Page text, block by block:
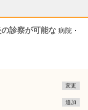
診察が可能な 病院・
変更
追加